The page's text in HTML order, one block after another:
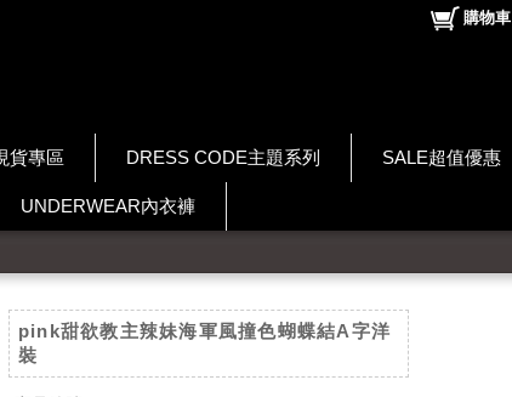
貨專區 DRESS CODE主題系列 SALE超值優惠
UNDERWEAR內衣褲
購物車
pink甜欲教主辣妹海軍風撞色蝴蝶結A字洋
裝